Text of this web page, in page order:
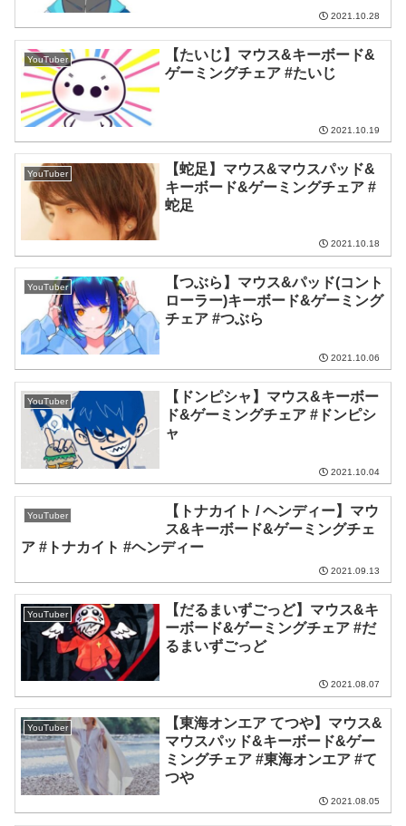
2021.10.28
YouTuber
【たいじ】マウス&キーボード&
ゲーミングチェア #たいじ
2021.10.19
YouTuber
【蛇足】マウス&マウスパッド&
キーボード&ゲーミングチェア #
蛇足
2021.10.18
YouTuber
【つぶら】マウス&パッド(コント
ローラー)キーボード&ゲーミング
チェア #つぶら
2021.10.06
YouTuber
【ドンピシャ】マウス&キーボー
ド&ゲーミングチェア #ドンピシ
ャ
2021.10.04
YouTuber
【トナカイト / ヘンディー】マウ
ス&キーボード&ゲーミングチェ
ア #トナカイト #ヘンディー
2021.09.13
YouTuber
【だるまいずごっど】マウス&キ
ーボード&ゲーミングチェア #だ
るまいずごっど
2021.08.07
YouTuber
【東海オンエア てつや】マウス&
マウスパッド&キーボード&ゲー
ミングチェア #東海オンエア #て
つや
2021.08.05